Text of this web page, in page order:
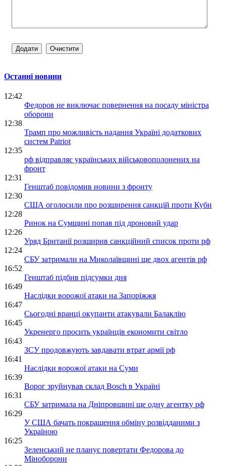
Останні новини
12:42
Федоров не виключає повернення на посаду міністра
оборони
12:38
Трамп про можливість надання Україні додаткових
систем Patriot
12:35
рф відправляє українських військовополонених на
фронт
12:31
Генштаб повідомив новини з фронту
12:30
США оголосили про розширення санкцій проти Куби
12:28
Ринок на Сумщині попав під дроновий удар
12:26
Уряд Британії розширив санкційний список проти рф
12:24
СБУ затримали на Миколаївщині ще двох агентів рф
16:52
Генштаб підбив підсумки дня
16:49
Наслідки ворожої атаки на Запоріжжя
16:47
Сьогодні вранці окупанти атакували Балаклію
16:45
Укренерго просить українців економити світло
16:43
ЗСУ продовжують завдавати втрат армії рф
16:41
Наслідки ворожої атаки на Суми
16:39
Ворог зруйнував склад Bosch в Україні
16:31
СБУ затримала на Дніпровщині ще одну агентку рф
16:29
У США бачать покращення обміну розвідданими з
Україною
16:25
Зеленський не планує повертати Федорова до
Міноборони